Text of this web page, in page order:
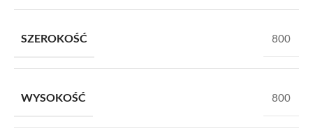
SZEROKOŚĆ 800
WYSOKOŚĆ 800